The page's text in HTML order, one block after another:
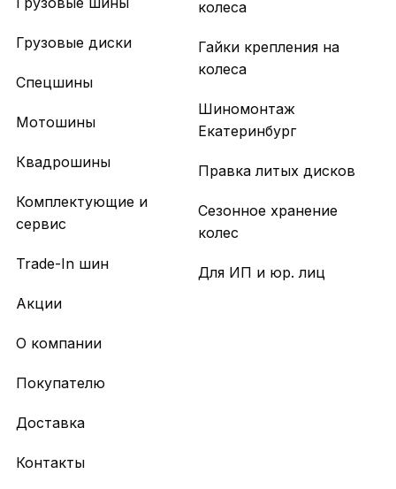
Грузовые диски
Спецшины
Мотошины
Квадрошины
Комплектующие и
сервис
Trade-In шин
Акции
колеса
Гайки крепления на
колеса
Шиномонтаж
Екатеринбург
Правка литых дисков
Сезонное хранение
колес
Для ИП и юр. лиц
О компании
Покупателю
Доставка
Контакты